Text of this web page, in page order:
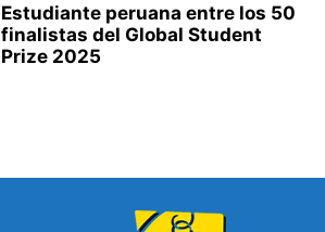
Estudiante peruana entre los 50
finalistas del Global Student
Prize 2025